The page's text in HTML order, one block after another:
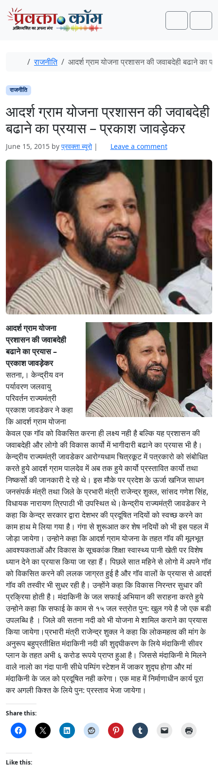
Skip to content
Skip to footer
Search
Home
राजनीति आदर्श ग्राम योजना प्रशासन की जवाबदेही बढाने का
राजनीति
आदर्श ग्राम योजना प्रशासन की जवाबदेही
बढाने का प्रयास – प्रकाश जावड़ेकर
June 15, 2015 by प्रवक्ता ब्यूरो | Leave a comment
आदर्श ग्राम योजना
प्रशासन की जवाबदेही
बढाने का प्रयास –
प्रकाश जावड़ेकर
सतना,। केन्द्रीय वन
पर्यावरण जलवायु
परिवर्तन राज्यमंत्री
प्रकाश जावडेकर ने कहा
कि आदर्श ग्राम योजना
केवल एक गॉव को विकसित करना ही लक्ष्य नही है बल्कि यह प्रशासन की
जवाबदेही और लोगो की विकास कार्यो में भागीदारी बढाने का प्रयास भी है।
केन्द्रीय राज्यमंत्री जावडेकर आरोग्यधाम चित्रकूट में पत्रकारो को संबोधित
करते हुये आदर्श ग्राम पालदेव में अब तक हुये कार्यो प्रस्तावित कार्यो तथा
निष्कर्सो की जानकारी दे रहे थे। इस मौके पर प्रदेश के ऊर्जा खनिज साधन
जनसंपर्क मंत्री तथा जिले के प्रभारी मंत्री राजेन्द्र शुक्ल, सांसद गणेश सिंह,
विधायक नारायण त्रिपाठी भी उपस्थित थे।केन्द्रीय राज्यमंत्री जावडेकर ने
कहा कि केन्द्र सरकार द्वारा देशभर की प्रदूषित नदियों को स्वच्छ करने का
काम हाथ मे लिया गया है। गंगा से शुरूआत कर शेष नदियों को भी इस पहल में
जोड़ा जायेगा। उन्होने कहा कि आदर्श ग्राम योजना के तहत गॉव की मूलभूत
आवश्यकताओं और विकास के सूचकांक शिक्षा स्वास्थ्य पानी खेती पर विशेष
ध्यान देने का प्रयास किया जा रहा हैं। पिछले सात महिने से लोगो में अपने गॉव
को विकसित करने की ललक जाग्रत हुई है और गॉव वालों के प्रयास से आदर्श
गॉव की तस्वीर भी सुधर रही है। उन्होंने कहा कि विकास निरन्तर सुधार की
प्रक्रिया होती है। मंदाकिनी के जल सफाई अभियान की सराहना करते हुये
उन्होने कहा कि सफाई के काम से १५ जल स्त्रोत पुन: खुल गये है जो एक बडी
उपलब्धि है । जिले की सतना नदी को भी योजना मे शामिल कराने का प्रयास
किया जायेगा।प्रभारी मंत्री राजेन्द्र शुक्ल ने कहा कि लोकमहत्व की मांग के
अनुरूप बहुप्रतीक्षित मंदाकिनी नदी की शुद्घीकरण के लिये मंदाकिनी सीवर
प्लान के तहत अभी ६ करोड रूपये प्राप्त हुआ है। जिससे मंदाकिनी मे मिलने
वाले नालो का गंदा पानी सीधे पम्पिंग स्टेशन में जाकर शुद्घ होगा और मां
मंदाकिनी के जल को प्रदूषित नही करेगा। एक माह में निर्माणाधीन कार्य पूरा
कर अगली किश्त के लिये पुन: प्रस्ताव भेजा जायेगा।
Share this:
Like this: